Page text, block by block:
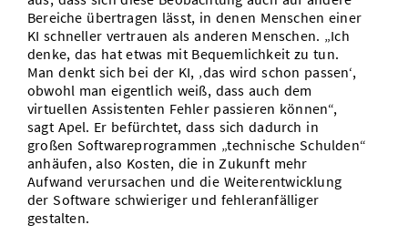
Bereiche übertragen lässt, in denen Menschen einer
KI schneller vertrauen als anderen Menschen. „Ich
denke, das hat etwas mit Bequemlichkeit zu tun.
Man denkt sich bei der KI, ‚das wird schon passen‘,
obwohl man eigentlich weiß, dass auch dem
virtuellen Assistenten Fehler passieren können“,
sagt Apel. Er befürchtet, dass sich dadurch in
großen Softwareprogrammen „technische Schulden“
anhäufen, also Kosten, die in Zukunft mehr
Aufwand verursachen und die Weiterentwicklung
der Software schwieriger und fehleranfälliger
gestalten.